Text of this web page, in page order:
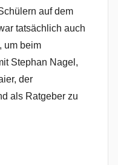
auf dem
tatsächlich auch
um beim
Stephan Nagel,
der
als Ratgeber zu